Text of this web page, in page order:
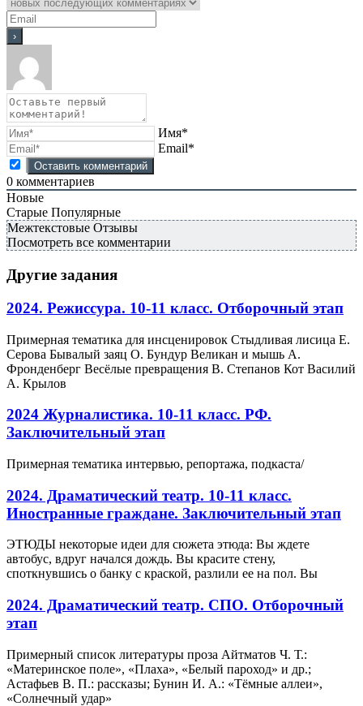
Имя*
Email*
0 комментариев
Новые
Старые Популярные
Межтекстовые Отзывы
Посмотреть все комментарии
Другие задания
2024. Режиссура. 10-11 класс. Отборочный этап
Примерная тематика для инсценировок Стыдливая лисица Е.
Серова Бывалый заяц О. Бундур Великан и мышь А.
Фронденберг Весёлые превращения В. Степанов Кот Василий
А. Крылов
2024 Журналистика. 10-11 класс. РФ.
Заключительный этап
Примерная тематика интервью, репортажа, подкаста/
2024. Драматический театр. 10-11 класс.
Иностранные граждане. Заключительный этап
ЭТЮДЫ некоторые идеи для сюжета этюда: Вы ждете
автобус, вдруг начался дождь. Вы красите стену,
споткнувшись о банку с краской, разлили ее на пол. Вы
2024. Драматический театр. СПО. Отборочный
этап
Примерный список литературы проза Айтматов Ч. Т.:
«Материнское поле», «Плаха», «Белый пароход» и др.;
Астафьев В. П.: рассказы; Бунин И. А.: «Тёмные аллеи»,
«Солнечный удар»